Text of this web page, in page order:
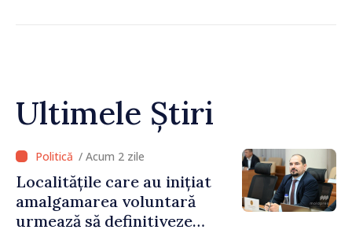
Ultimele Știri
/ Acum 2 zile
Localitățile care au inițiat
amalgamarea voluntară
urmează să definitiveze